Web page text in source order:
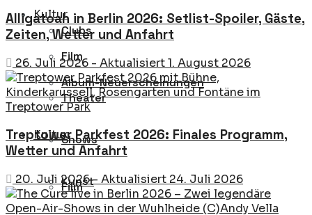
Clubs
Album-Neuerscheinungen
Kultur
Film
Kultur
Film
Theater
Shows
Kunst
Alligatoah in Berlin 2026: Setlist-Spoiler, Gäste,
Zeiten, Wetter und Anfahrt
26. Juli 2026 - Aktualisiert 1. August 2026
Treptower Parkfest 2026: Finales Programm,
Wetter und Anfahrt
20. Juli 2026 - Aktualisiert 24. Juli 2026